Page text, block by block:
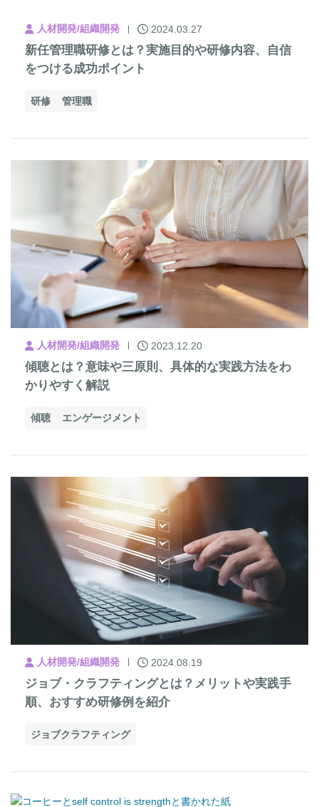
人材開発/組織開発 2024.03.27
新任管理職研修とは？実施目的や研修内容、自信
をつける成功ポイント
研修 管理職
人材開発/組織開発 2023.12.20
傾聴とは？意味や三原則、具体的な実践方法をわ
かりやすく解説
傾聴 エンゲージメント
人材開発/組織開発 2024.08.19
ジョブ・クラフティングとは？メリットや実践手
順、おすすめ研修例を紹介
ジョブクラフティング